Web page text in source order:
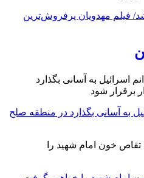
فیلم مهدویان پرفروش‌ترین
به آسانی بگذارد در منطقه صلح